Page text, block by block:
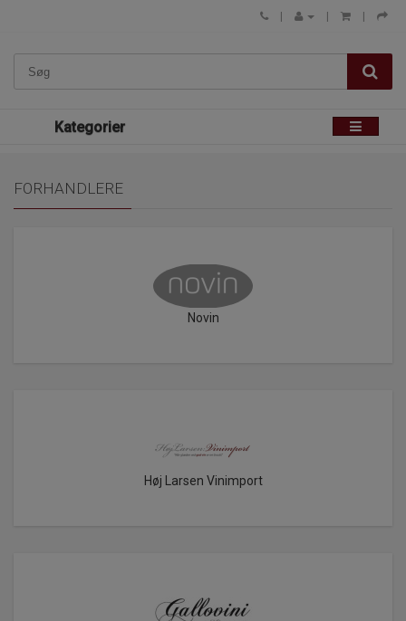
Kategorier
FORHANDLERE
Novin
Høj Larsen Vinimport